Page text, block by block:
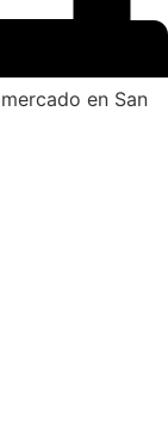
en San